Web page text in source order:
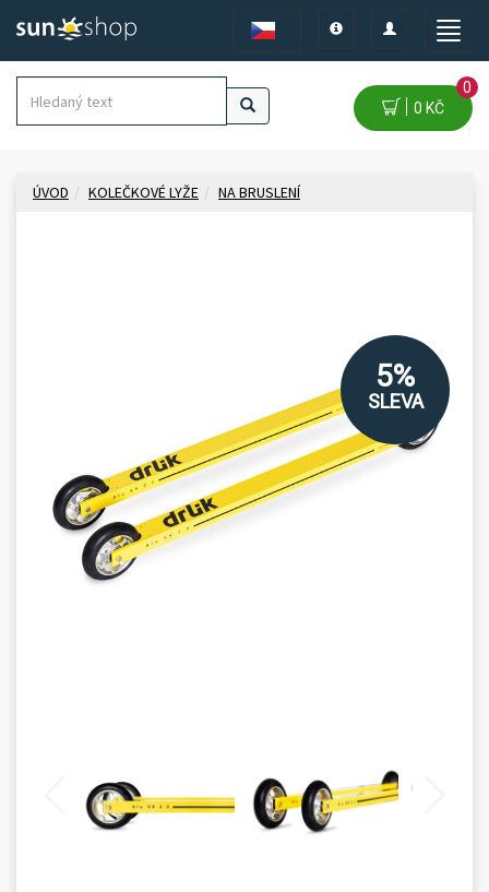
Toggle
Toggle
navigation
Toggle
0 KČ
0
ÚVOD KOLEČKOVÉ LYŽE NA BRUSLENÍ
5%
SLEVA